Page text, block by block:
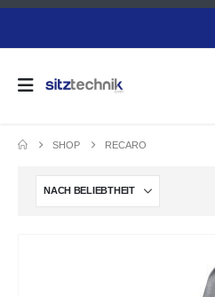
SHOP RECARO